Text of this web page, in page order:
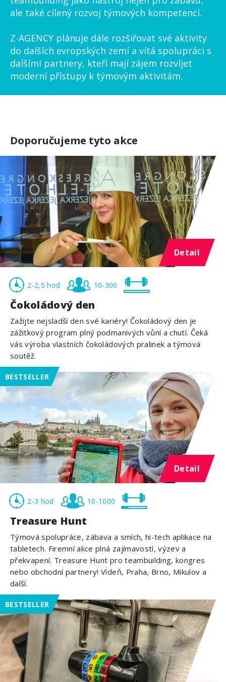
ale také cílený rozvoj týmových kompetencí.
Z-AGENCY plánuje dále rozšiřovat své aktivity
do dalších evropských zemí a vítá spolupráci s
dalšími partnery, kteří mají zájem rozvíjet
moderní přístupy k týmovým aktivitám.
Doporučujeme tyto akce
Detail
2-2,5 hod 10-300
Čokoládový den
Zažijte nejsladší den své kariéry! Čokoládový den je
zážitkový program plný podmanivých vůní a chutí. Čeká
vás výroba vlastních čokoládových pralinek a týmová
soutěž.
BESTSELLER
Detail
2-3 hod 10-1000
Treasure Hunt
Týmová spolupráce, zábava a smích, hi-tech aplikace na
tabletech. Firemní akce plná zajímavostí, výzev a
překvapení. Treasure Hunt pro teambuilding, kongres
nebo obchodní partnery! Vídeň, Praha, Brno, Mikulov a
další.
BESTSELLER